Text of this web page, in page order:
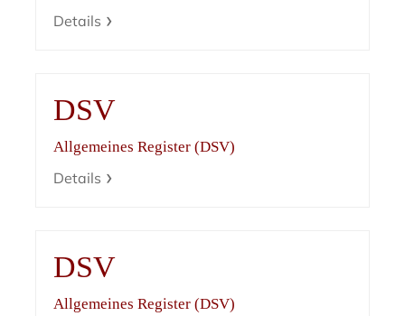
Details
DSV
Allgemeines Register (DSV)
Details
DSV
Allgemeines Register (DSV)